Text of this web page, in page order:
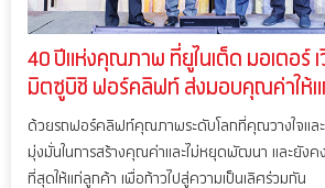
40 ปีแห่งคุณภาพ ที่ยูไนเต็ด มอเตอร์
มิตซูบิชิ ฟอร์คลิฟท์ ส่งมอบคุณค่าให้แ
ด้วยรถฟอร์คลิฟท์คุณภาพระดับโลกที่คุณวางใจและ
มุ่งมั่นในการสร้างคุณค่าและไม่หยุดพัฒนา และยัง
ที่สุดให้แก่ลูกค้า เพื่อก้าวไปสู่ความเป็นเลิศร่วมกัน